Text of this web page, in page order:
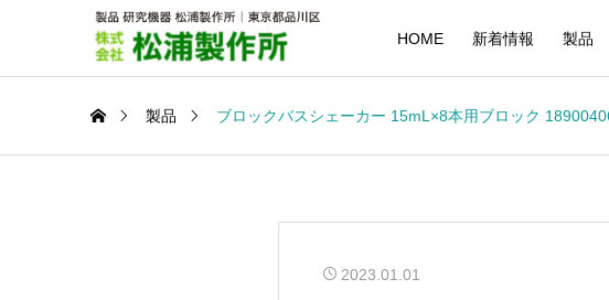
HOME 新着情報 製品
製品 ブロックバスシェーカー 15mL×8本用ブロック
2023.01.01